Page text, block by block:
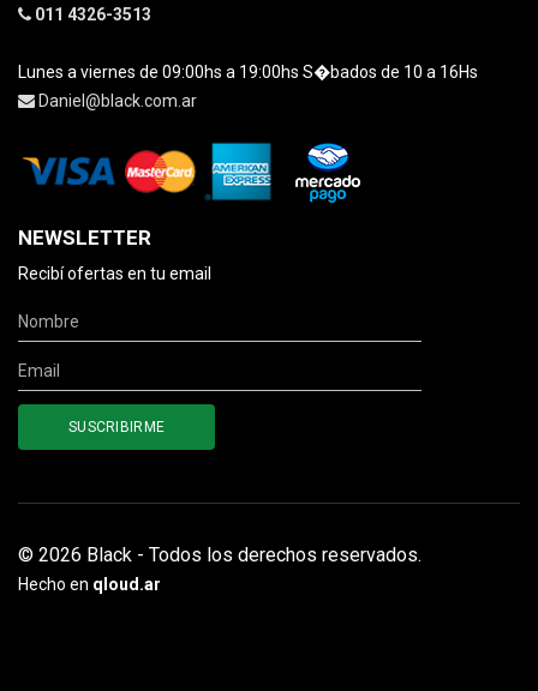
011 4326-3513
Lunes a viernes de 09:00hs a 19:00hs S�bados de 10 a 16Hs
Daniel@black.com.ar
NEWSLETTER
Recibí ofertas en tu email
© 2026 Black - Todos los derechos reservados.
Hecho en qloud.ar